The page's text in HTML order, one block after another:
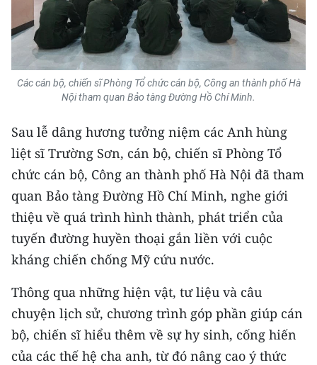
Các cán bộ, chiến sĩ Phòng Tổ chức cán bộ, Công an thành phố Hà
Nội tham quan Bảo tàng Đường Hồ Chí Minh.
Sau lễ dâng hương tưởng niệm các Anh hùng
liệt sĩ Trường Sơn, cán bộ, chiến sĩ Phòng Tổ
chức cán bộ, Công an thành phố Hà Nội đã tham
quan Bảo tàng Đường Hồ Chí Minh, nghe giới
thiệu về quá trình hình thành, phát triển của
tuyến đường huyền thoại gắn liền với cuộc
kháng chiến chống Mỹ cứu nước.
Thông qua những hiện vật, tư liệu và câu
chuyện lịch sử, chương trình góp phần giúp cán
bộ, chiến sĩ hiểu thêm về sự hy sinh, cống hiến
của các thế hệ cha anh, từ đó nâng cao ý thức